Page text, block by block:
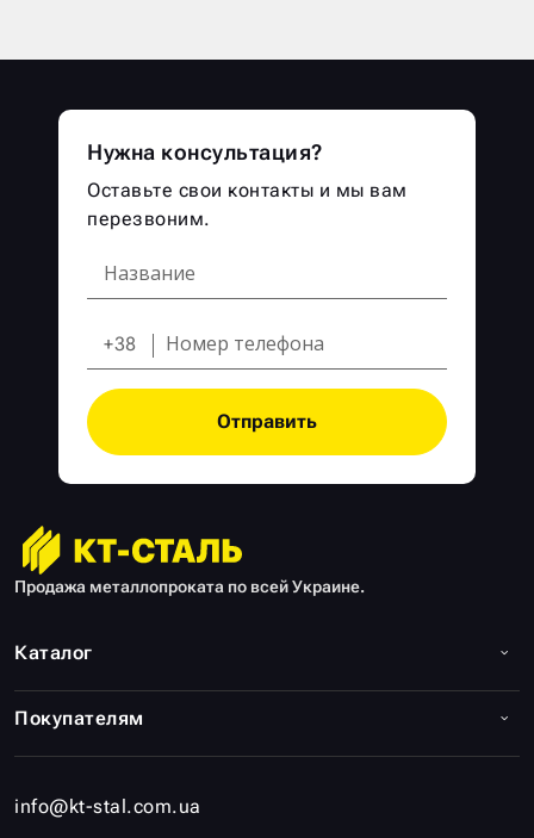
Продажа металлопроката по всей Украине.
info@kt-stal.com.ua
Каталог
Покупателям
Нужна консультация?
Оставьте свои контакты и мы вам
перезвоним.
+38
Отправить